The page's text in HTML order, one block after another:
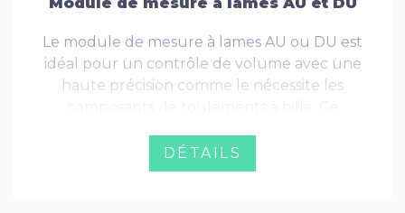
Le module de mesure à lames AU ou DU est
idéal pour un contrôle de volume avec une
haute précision comme le nécessite les
pour mesurer des pièces en mouvement.
DÉTAILS